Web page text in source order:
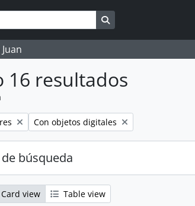
Search in browse page
16 resultados
Remove filter:
Con objetos digitales
búsqueda
Card view Table view